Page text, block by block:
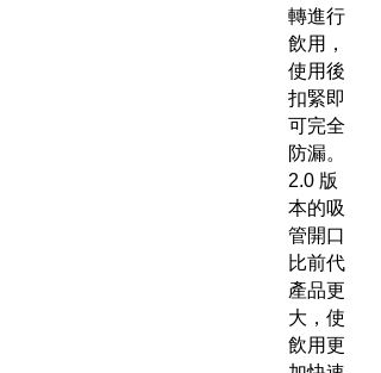
轉進行
飲用，
使用後
扣緊即
可完全
防漏。
2.0 版
本的吸
管開口
比前代
產品更
大，使
飲用更